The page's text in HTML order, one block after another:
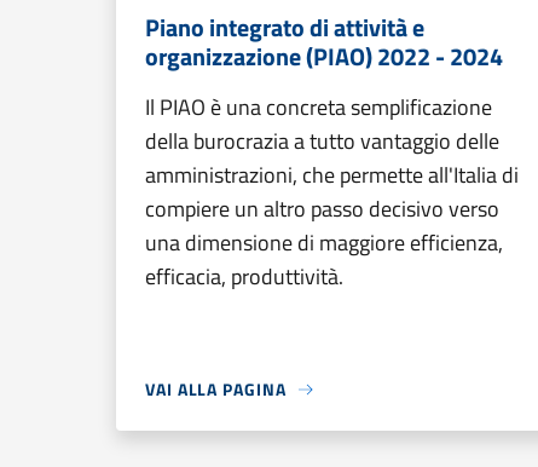
Piano integrato di attività e
organizzazione (PIAO) 2022 - 2024
Il PIAO è una concreta semplificazione
della burocrazia a tutto vantaggio delle
amministrazioni, che permette all'Italia di
compiere un altro passo decisivo verso
una dimensione di maggiore efficienza,
efficacia, produttività.
VAI ALLA PAGINA